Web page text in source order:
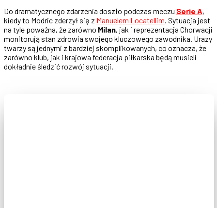
Do dramatycznego zdarzenia doszło podczas meczu Serie A,
kiedy to Modric zderzył się z Manuelem Locatellim. Sytuacja jest
na tyle poważna, że zarówno Milan, jak i reprezentacja Chorwacji
monitorują stan zdrowia swojego kluczowego zawodnika. Urazy
twarzy są jednymi z bardziej skomplikowanych, co oznacza, że
zarówno klub, jak i krajowa federacja piłkarska będą musieli
dokładnie śledzić rozwój sytuacji.